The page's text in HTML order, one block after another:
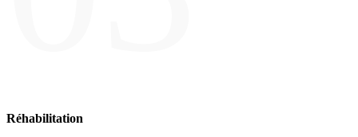
Réhabilitation